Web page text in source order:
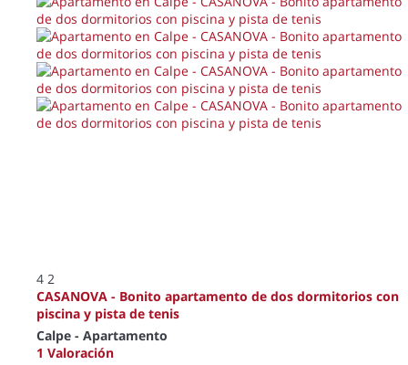
4 2
CASANOVA - Bonito apartamento de dos dormitorios con
piscina y pista de tenis
Calpe - Apartamento
1 Valoración